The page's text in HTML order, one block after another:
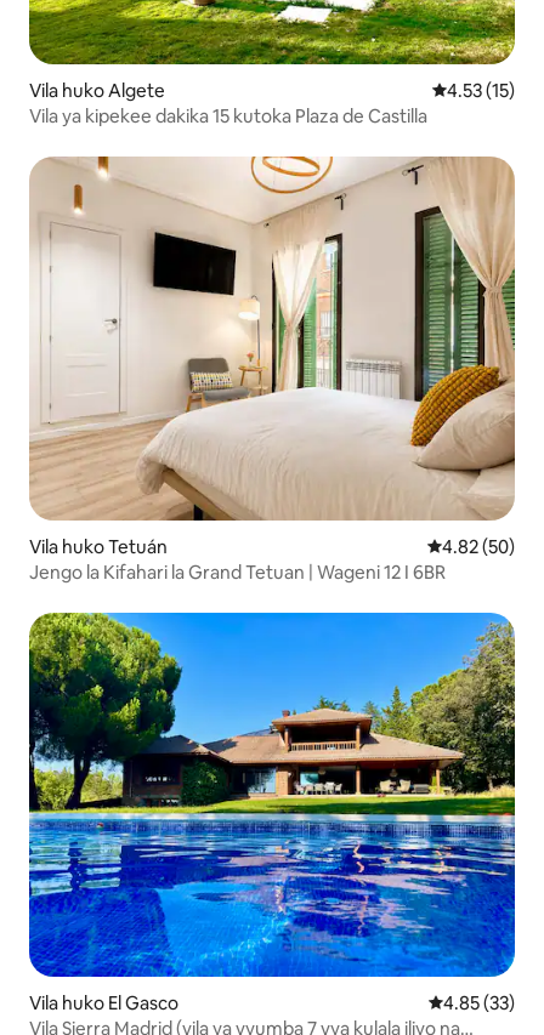
Vila huko Algete Ukadiriaji wa
4.53 (15)
Vila ya kipekee dakika 15 kutoka Plaza de Castilla
Vila huko Tetuán Ukadiriaji wa
4.82 (50)
Jengo la Kifahari la Grand Tetuan | Wageni 12 I 6BR
Vila huko El Gasco Ukadiriaji wa
4.85 (33)
Vila Sierra Madrid (vila ya vyumba 7 vya kulala iliyo na